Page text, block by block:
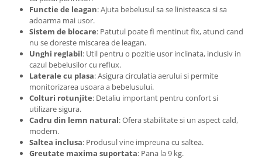
Functie de leagan: Ajuta bebelusul sa se linisteasca si sa
adoarma mai usor.
Sistem de blocare: Patutul poate fi mentinut fix, atunci cand
nu se doreste miscarea de leagan.
Unghi reglabil: Util pentru o pozitie usor inclinata, inclusiv in
cazul bebelusilor cu reflux.
Laterale cu plasa: Asigura circulatia aerului si permite
monitorizarea usoara a bebelusului.
Colturi rotunjite: Detaliu important pentru confort si
utilizare sigura.
Cadru din lemn natural: Ofera stabilitate si un aspect cald,
modern.
Saltea inclusa: Produsul vine impreuna cu saltea.
Greutate maxima suportata: Pana la 9 kg.